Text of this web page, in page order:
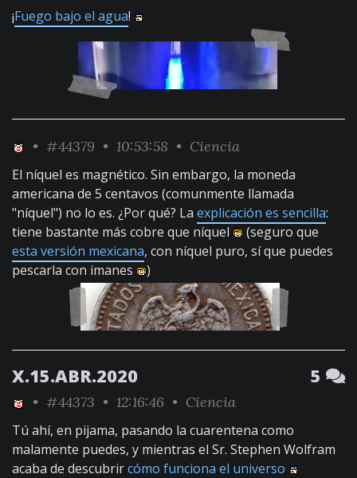
¡Fuego bajo el agua!
• #44379 • 10:53:58 • Ciencia
El níquel es magnético. Sin embargo, la moneda
americana de 5 centavos (comunmente llamada
"níquel") no lo es. ¿Por qué? La explicación es sencilla:
tiene bastante más cobre que níquel
(seguro que
esta versión mexicana, con níquel puro, sí que puedes
pescarla con imanes
)
X.15.ABR.2020 5
• #44373 • 12:16:46 • Ciencia
Tú ahí, en pijama, pasando la cuarentena como
malamente puedes, y mientras el Sr. Stephen Wolfram
acaba de descubrircómo funciona el universo